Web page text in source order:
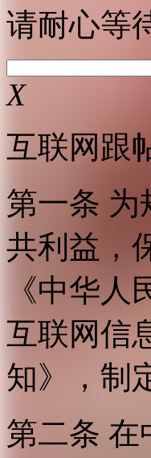
请耐心等
X
互联网跟
第一条 为
共利益，
《中华
互联网信
知》，制
第二条 在